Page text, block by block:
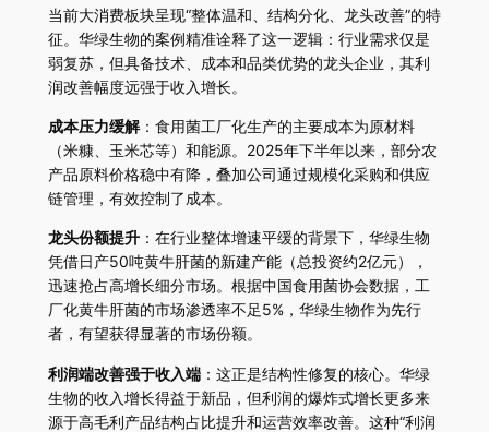
当前大消费板块呈现“整体温和、结构分化、龙头改善”的特
征。华绿生物的案例精准诠释了这一逻辑：行业需求仅是
弱复苏，但具备技术、成本和品类优势的龙头企业，其利
润改善幅度远强于收入增长。
成本压力缓解：食用菌工厂化生产的主要成本为原材料
（米糠、玉米芯等）和能源。2025年下半年以来，部分农
产品原料价格稳中有降，叠加公司通过规模化采购和供应
链管理，有效控制了成本。
龙头份额提升：在行业整体增速平缓的背景下，华绿生物
凭借日产50吨黄牛肝菌的新建产能（总投资约2亿元），
迅速抢占高增长细分市场。根据中国食用菌协会数据，工
厂化黄牛肝菌的市场渗透率不足5%，华绿生物作为先行
者，有望获得显著的市场份额。
利润端改善强于收入端：这正是结构性修复的核心。华绿
生物的收入增长得益于新品，但利润的爆炸式增长更多来
源于高毛利产品结构占比提升和运营效率改善。这种“利润